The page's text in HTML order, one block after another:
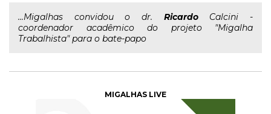
...Migalhas convidou o dr. RicardoCalcini -
coordenador acadêmico do projeto "Migalha
Trabalhista" para o bate-papo
MIGALHAS LIVE